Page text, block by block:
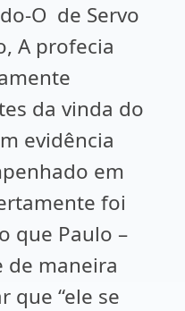
O de Servo
A profecia
da vinda do
evidência
em
foi
que Paulo –
de maneira
que “ele se